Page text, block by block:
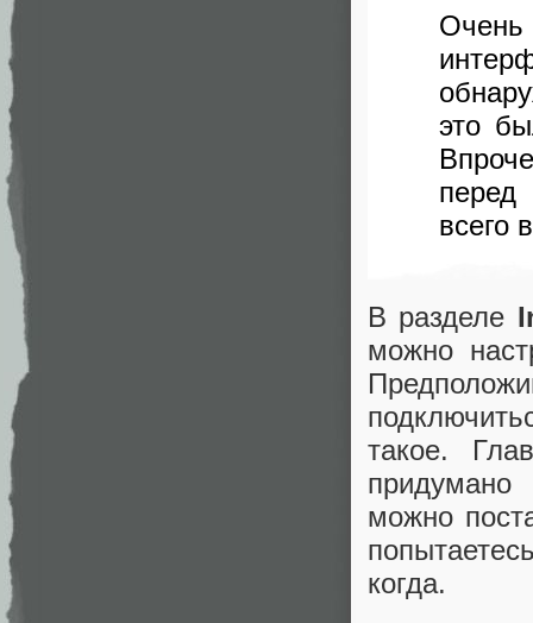
Очень
это
перед
всего
В разделе
можно
такое.
можно
когда.